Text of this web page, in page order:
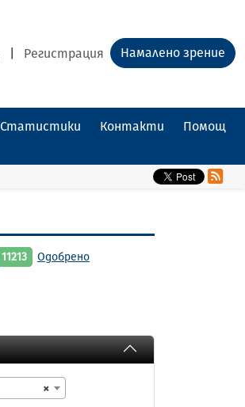
Регистрация Намалено зрение
Статистики Контакти Помощ
11213
Одобрено
×